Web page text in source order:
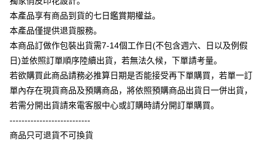
4. 订单成立30分钟内，如未前往确认交易或遇审核未通过，订单将自动取
消。如遇 “转专审核”未通过状况，表示未达系统评分，恕无法说明评估内
容。
【缴款方式说明】
1. 分期款项不并入电信账单，“大哥付你分期”于每月结算日后寄送缴费提醒
短信。
2. 通过短信链接打开账单后，可选择 “超商条码／台湾大直营门市／银行转
账／街口支付／iPASS MONEY”等通路缴费。
【注意事项】
司后，依约使用本公司账单缴交账款。
2. 進行簡訊驗證之後，即可完成結帳手續。
3. 訂單確認後不需事先繳費，商品會配送至您的指定地址。
4. 下訂完成後，您的手機會收到一封繳費通知簡訊，APP會員則會收到
AFTEE APP推播通知。
5. 收到商品當下無需繳費，確認無誤後，請再利用繳費通知簡訊或AFTEE
APP於四大便利商店‧ATM/網銀等方式進行付款。
請留意繳費期限為 14 天。唯有下載 AFTEE App 成為 AFTEE 會員者方能享
有最長 45 天內付款之服務。
繳費期限，為商家向您請款的時間，再加上使用AFTEE可延長的天數所計算
出。使用AFTEE下訂可以延長您收到商品前的繳費天數，但無法保證一定能
夠在期限內收到商品(例如:預購商品或預計到貨時間較長者)。因此無論收到
运送方式
全家付款取貨
每笔NT$65，满NT$899(含以上)免运费
付款後全家取貨
7-11付款取貨
每笔NT$65，满NT$899(含以上)免运费
本產品享有商品到貨的七日鑑賞期權益。
本產品僅提供退貨服務。
本商品訂做作包裝出貨需7-14個工作日(不包含週六、日以及例假
日)並依照訂單順序陸續出貨，若無法久候，下單請考量。
若欲購買此商品請務必推算日期是否能接受再下單購買，若單一訂
單內存在現貨商品及預購商品，將依照預購商品出貨日一併出貨，
若需分開出貨請來電客服中心或訂購時請分開訂單購買。
---------------------------
商品只可退貨不可換貨